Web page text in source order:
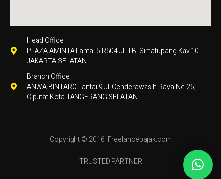
Head Office :
PLAZA AMINTA Lantai 5 R504 Jl. TB. Simatupang Kav.10
JAKARTA SELATAN
Branch Office :
ANWA BINTARO Lantai 9 Jl. Cenderawasih Raya No.25,
Ciputat Kota TANGERANG SELATAN
Copyright © 2016 Freelancepajak.com
TRUSTED PARTNER